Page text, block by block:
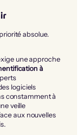
absolue.
une approche
à
logiciels
constamment à
veille
aux nouvelles